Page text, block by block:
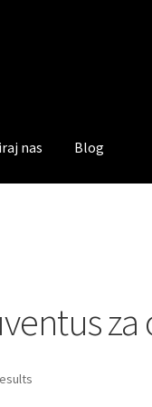
nas Blog
za
Sorted